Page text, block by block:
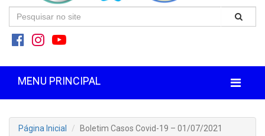
MENU PRINCIPAL
Página Inicial Boletim Casos Covid-19 – 01/07/2021